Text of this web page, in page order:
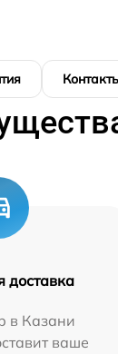
доставка
в Казани
ваше